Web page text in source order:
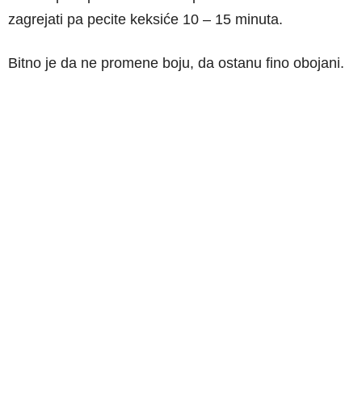
zagrejati pa pecite keksiće 10 – 15 minuta.
Bitno je da ne promene boju, da ostanu fino obojani.